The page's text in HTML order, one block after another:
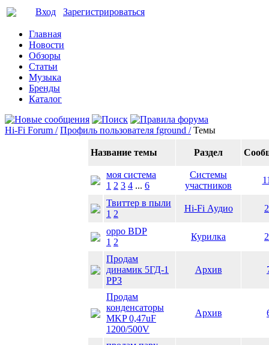
Вход Зарегистрироваться
Главная
Новости
Обзоры
Статьи
Музыка
Бренды
Каталог
Hi-Fi Forum / Профиль пользователя fground / Темы
Название темы Раздел
моя система
1 2 3 4 ... 6
Системы
участников
Твиттер в пыли
1 2
Hi-Fi Аудио
oppo BDP
1 2
Курилка
Продам
динамик 5ГД-1
РРЗ
Архив
Продам
конденсаторы
MKP 0,47uF
1200/500V
Архив